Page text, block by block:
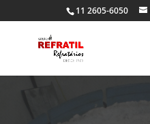
11 2605-6050